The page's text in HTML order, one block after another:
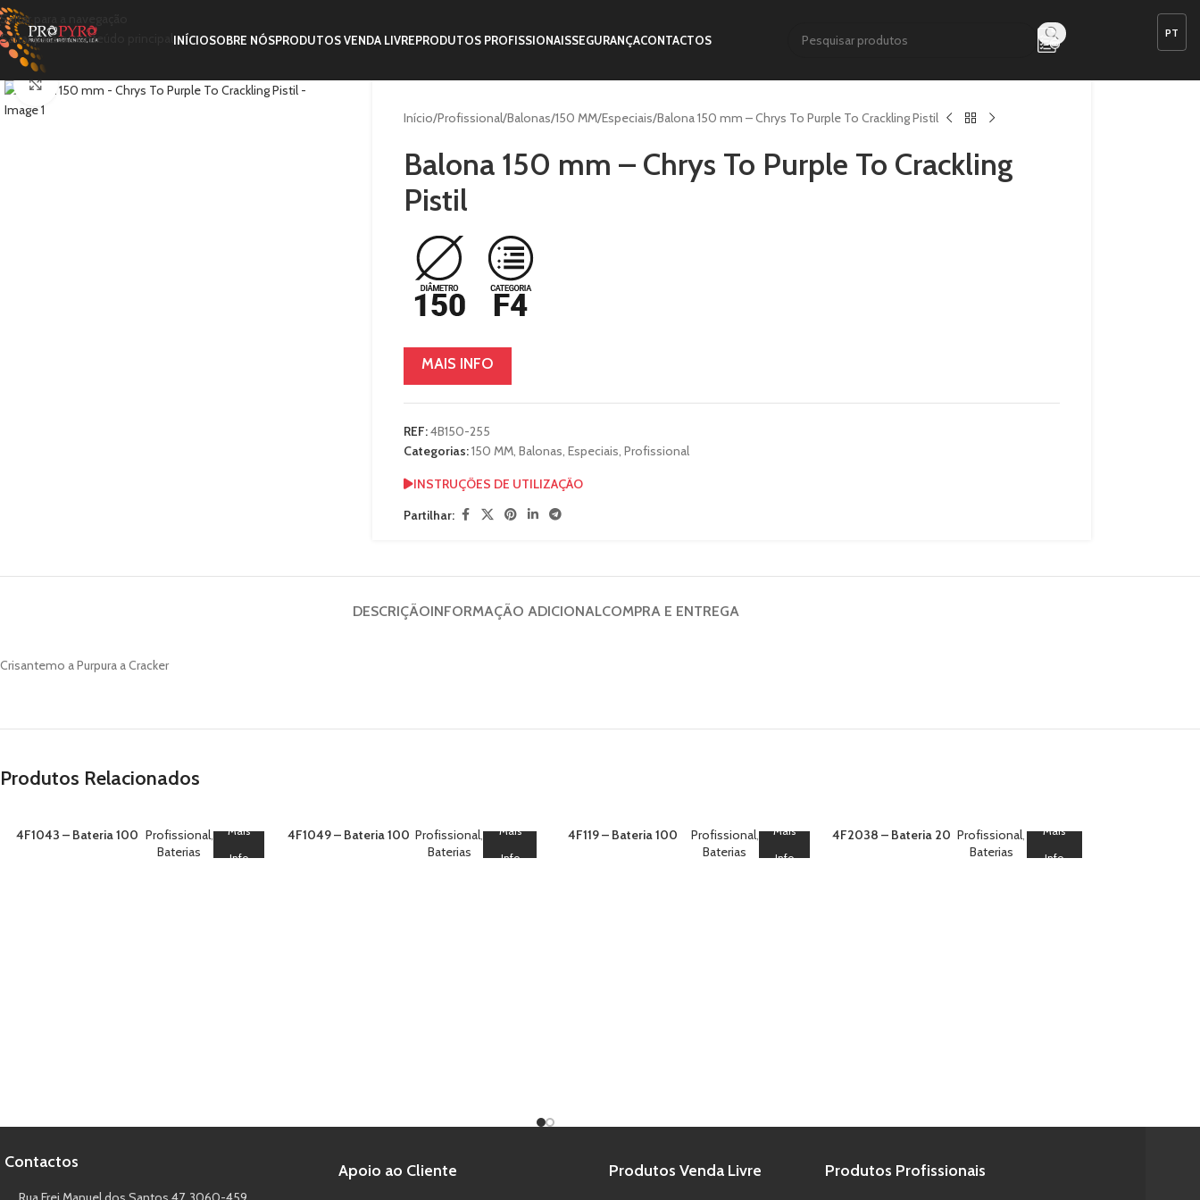
Saltar para a navegação
Saltar para o conteúdo principal
INÍCIOSOBRE NÓSPRODUTOS VENDA LIVREPRODUTOS PROFISSIONAISSEGURANÇACONTACTOS
Clique para ampliar
Início Profissional Balonas 150 MM Especiais Balona 150 mm – Chrys To Purple To Crackling Pistil
Balona 150 mm – Chrys To Purple To Crackling
Pistil
MAIS INFO
REF:4B150-255
Categorias:150 MM, Balonas, Especiais, Profissional
INSTRUÇÕES DE UTILIZAÇÃO
Partilhar:
DESCRIÇÃOINFORMAÇÃO ADICIONALCOMPRA E ENTREGA
Crisantemo a Purpura a Cracker
Produtos Relacionados
4F1043 – Bateria 100 Profissional,
Baterias
Mais
Info
4F1049 – Bateria 100 Profissional,
Baterias
Mais
Info
4F119 – Bateria 100
Profissional,
Baterias
Mais
Info
4F2038 – Bateria 20 Profissional,
Baterias
Mais
Info
Contactos Apoio ao Cliente Produtos Venda Livre Produtos Profissionais